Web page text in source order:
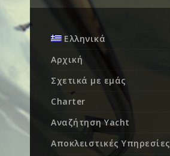
Ελληνικά
Αρχική
Σχετικά με εμάς
Charter
Αναζήτηση Yacht
Αποκλειστικές Υπηρεσίες